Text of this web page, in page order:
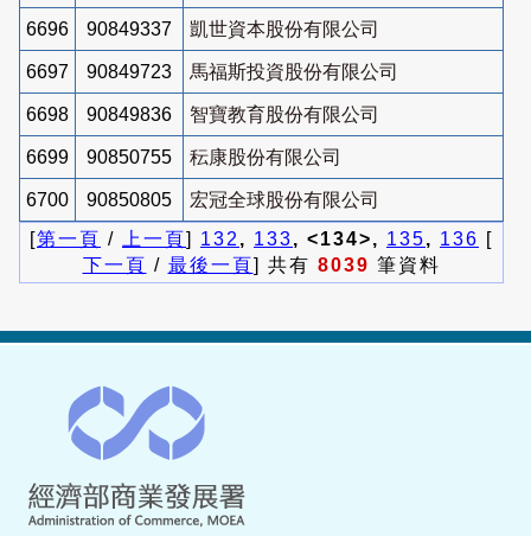
6696 90849337 凱世資本股份有限公司
6697 90849723 馬福斯投資股份有限公司
6698 90849836 智寶教育股份有限公司
6699 90850755 秐康股份有限公司
6700 90850805
宏冠全球股份有限公司
[第一頁 / 上一頁] 132 , 133, <134>, 135, 136 [
下一頁 / 最後一頁] 共有 8039 筆資料